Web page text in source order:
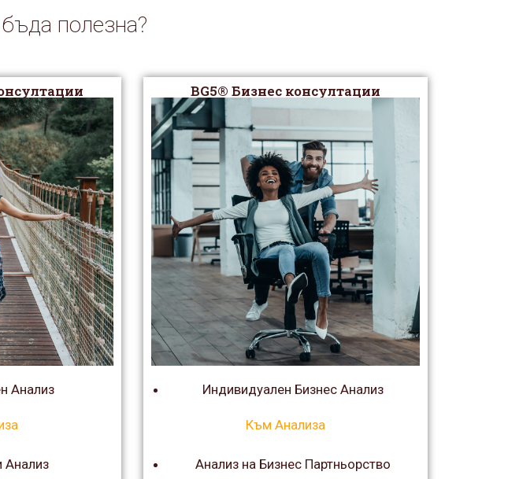
полезна?
Анализ
Анализ
BG5® Бизнес консултации
Индивидуален Бизнес Анализ
Към Анализа
Анализ на Бизнес Партньорство